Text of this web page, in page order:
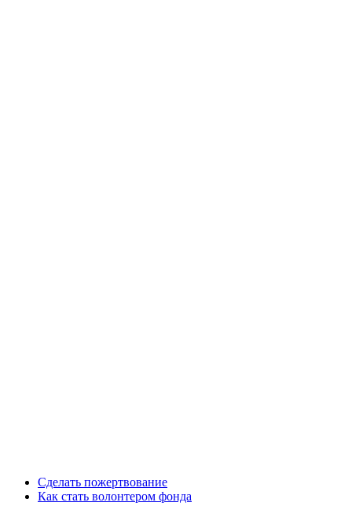
Сделать пожертвование
Как стать волонтером фонда